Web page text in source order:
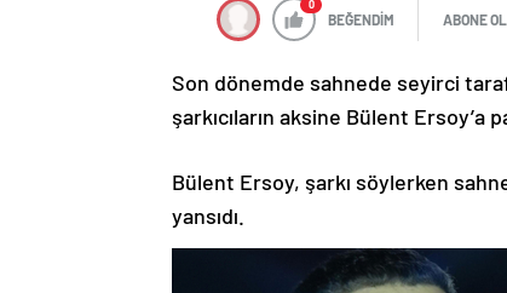
0
BEĞENDİM ABONE OL
Son dönemde sahnede seyirci
şarkıcıların aksine Bülent Ersoy’a
Bülent Ersoy, şarkı söylerken
yansıdı.